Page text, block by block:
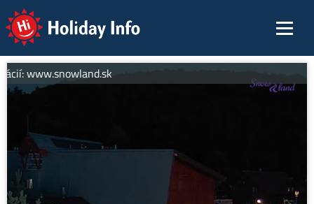
Holiday Info
www.snowland.sk